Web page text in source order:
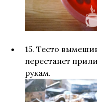
15. Тесто
перестанет
рукам.